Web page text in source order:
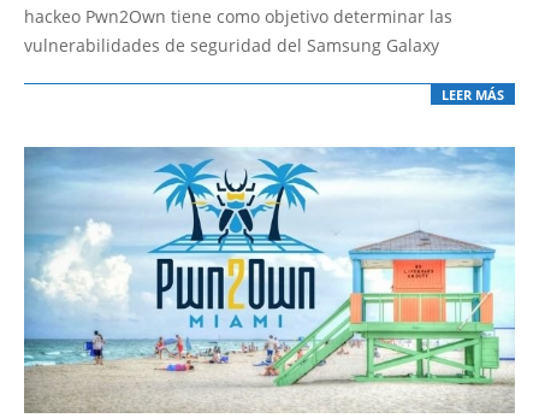
hackeo Pwn2Own tiene como objetivo determinar las
vulnerabilidades de seguridad del Samsung Galaxy
LEER MÁS